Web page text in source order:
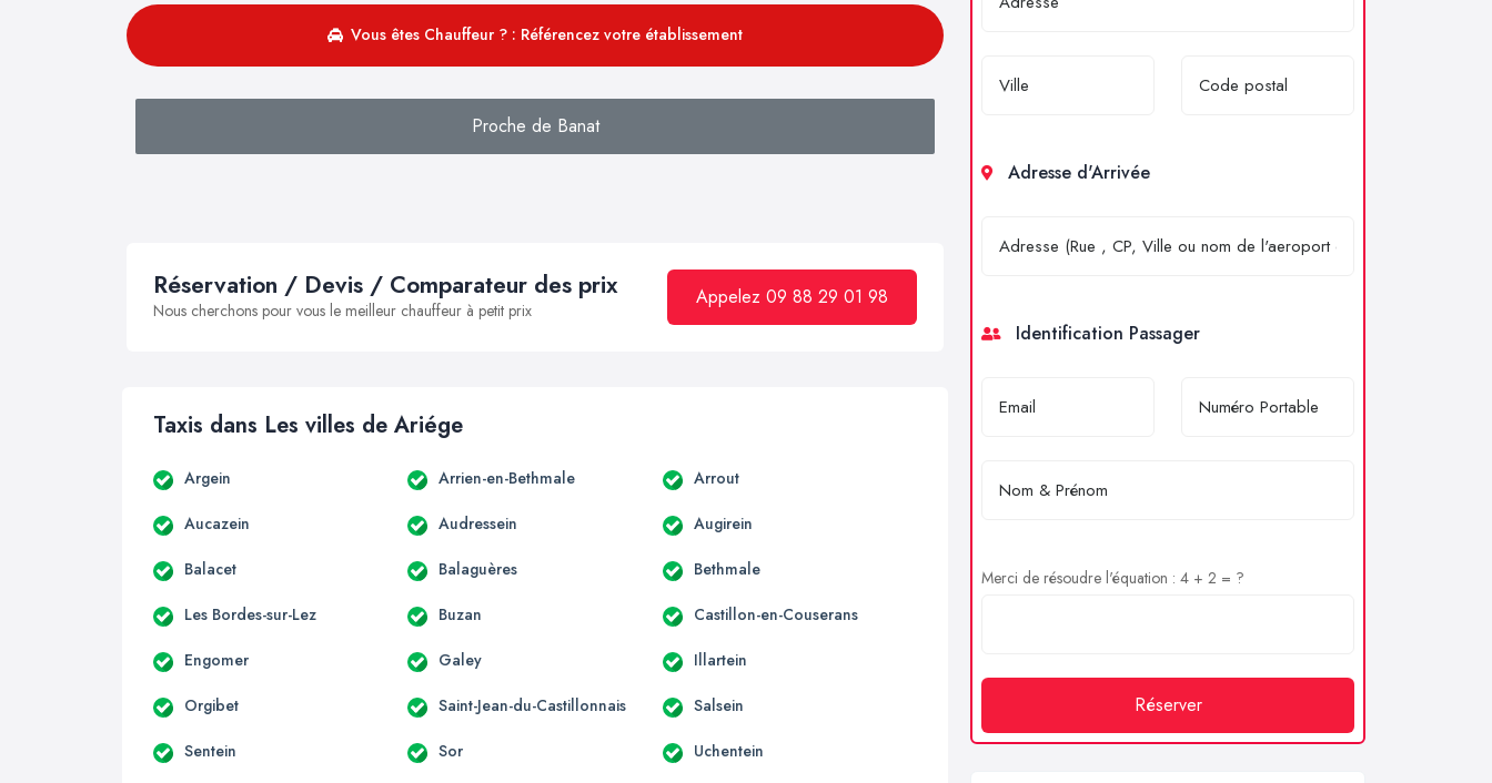
Vous êtes Chauffeur ? : Référencez votre établissement
Proche de Banat
Réservation / Devis / Comparateur des prix
Nous cherchons pour vous le meilleur chauffeur à petit prix
Appelez 09 88 29 01 98
Taxis dans Les villes de Ariége
Argein Arrien-en-Bethmale Arrout
Aucazein Audressein Augirein
Balacet Balaguères Bethmale
Les Bordes-sur-Lez Buzan Castillon-en-Couserans
Engomer Galey Illartein
Orgibet Saint-Jean-du-Castillonnais Salsein
Sentein Sor Uchentein
Adresse d'Arrivée
Identification Passager
Merci de résoudre l'équation : 4 + 2 = ?
Réserver